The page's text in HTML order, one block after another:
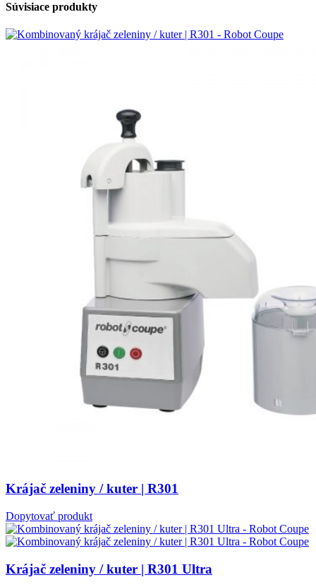
Súvisiace produkty
Krájač zeleniny / kuter | R301
Dopytovať produkt
Krájač zeleniny / kuter | R301 Ultra